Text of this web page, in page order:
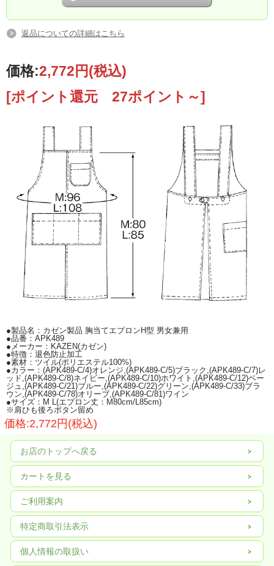
返品についての詳細はこちら
価格:2,772円(税込)
[ポイント還元 27ポイント～]
●製品名：カゼン製品 胸当てエプロンH型 男女兼用
●品番：APK489
●メーカー：KAZEN(カゼン)
●特徴：退色防止加工
●素材：ツイル(ポリエステル100%)
●カラー：(APK489-C/4)オレンジ,(APK489-C/5)ブラック,(APK489-C/7)レ
ッド,(APK489-C/8)ネイビー,(APK489-C/10)ホワイト,(APK489-C/12)ベー
ジュ,(APK489-C/21)ブルー,(APK489-C/22)グリーン,(APK489-C/33)ブラ
ウン,(APK489-C/78)オリーブ,(APK489-C/81)ワイン
●サイズ：M L(エプロン丈：M80cm/L85cm)
※肩ひも後ろボタン留め
価格:2,772円(税込)
お店のトップへ戻る
カートを見る
ご利用案内
特定商取引法表示
個人情報の取扱い